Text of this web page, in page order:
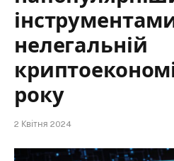
нелегальній
року
2 Квітня 2024